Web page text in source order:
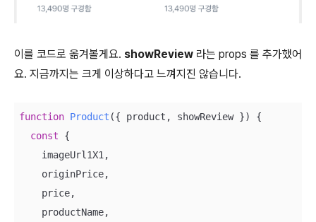
이를 코드로 옮겨볼게요. showReview 라는 props 를 추가했어
요. 지금까지는 크게 이상하다고 느껴지진 않습니다.
function Product ({ product, showReview }) {
const {
    imageUrl1X1,
    originPrice,
    price,
    productName,